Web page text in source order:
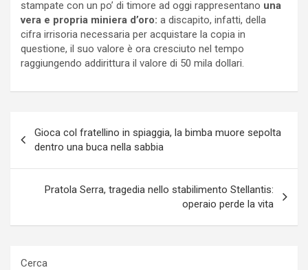
stampate con un po’ di timore ad oggi rappresentano una
vera e propria miniera d’oro: a discapito, infatti, della
cifra irrisoria necessaria per acquistare la copia in
questione, il suo valore è ora cresciuto nel tempo
raggiungendo addirittura il valore di 50 mila dollari.
articoli
Gioca col fratellino in spiaggia, la bimba muore sepolta
dentro una buca nella sabbia
Pratola Serra, tragedia nello stabilimento Stellantis:
operaio perde la vita
Cerca